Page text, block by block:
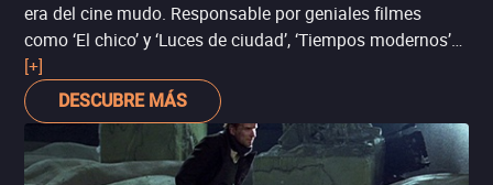
era del cine mudo. Responsable por geniales filmes
como ‘El chico’ y ‘Luces de ciudad’, ‘Tiempos modernos’
fue quizá su película de tintes más políticos en su
momento –hasta la eventual llegada de ‘El gran dictador’
cuatro años más tarde–. Sin perder su sentido de
comedia física, la película es una crítica a las
enajenantes condiciones laborales de la trepidante
[+]
DESCUBRE MÁS